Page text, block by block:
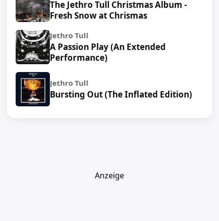
Mix)
21. Field Dance (Morgan Demo Recording) [Stereo
Mix)
DVD 1
01. Warchild (96/24 Stereo Lpcm)
06. Skating Away On The Thin Ice Of The New Day
The Jethro Tull Christmas Album -
Fresh Snow at Chrismas
Jethro Tull
A Passion Play (An Extended
Performance)
Jethro Tull
Bursting Out (The Inflated Edition)
Anzeige